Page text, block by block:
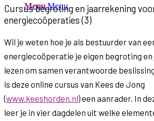
Menu Menu
Cursus begroting en jaarrekening
energiecoöperaties (3)
Wil je weten hoe je als bestuurder van
energiecoöperatie je eigen begroting
lezen om samen verantwoorde
is deze online cursus van Kees de Jong
(www.keeshorden.nl) een aanrader. In
leer je in vier dagdelen uit welke